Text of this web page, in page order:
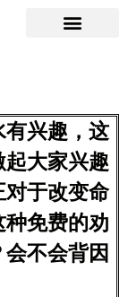
有兴趣，这
大家兴趣
对于改变命
免费的劝
不会背因